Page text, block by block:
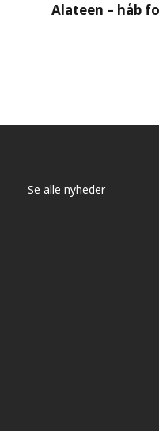
Alateen – håb
Se alle nyheder